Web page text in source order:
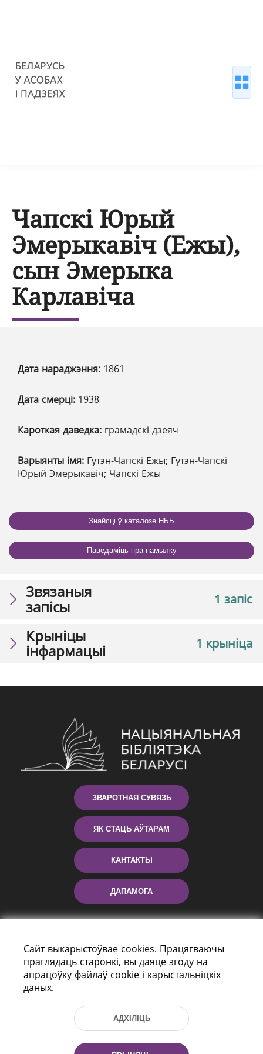
Чапскі Юрый
Эмерыкавіч (Ежы),
сын Эмерыка
Карлавіча
Дата нараджэння: 1861
Дата смерці: 1938
Кароткая даведка: грамадскі дзеяч
Варыянты імя: Гутэн-Чапскі Ежы; Гутэн-Чапскі
Юрый Эмерыкавіч; Чапскі Ежы
Знайсці ў каталозе НББ
Паведаміць пра памылку
1 запіс
Звязаныя
запісы
1 крыніца
Крыніцы
інфармацыі
ЗВАРОТНАЯ СУВЯЗЬ
ЯК СТАЦЬ АЎТАРАМ
КАНТАКТЫ
ДАПАМОГА
праспект Незалежнасці 116
г. Мiнск, Рэспубліка Беларусь, 220114
Тэл.: (+375 17) 368 37 37, Факс: (+375 17)
Сайт выкарыстоўвае cookies. Працягваючы
праглядаць старонкі, вы даяце згоду на
апрацоўку файлаў cookie і карыстальніцкіх
даных.
АДХІЛІЦЬ